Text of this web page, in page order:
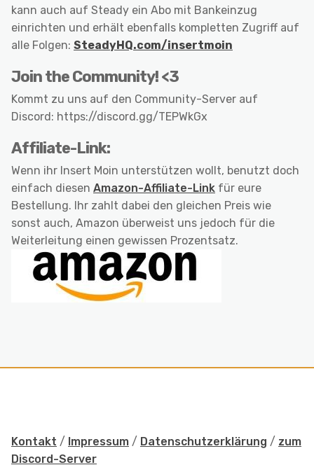
kann auch auf Steady ein Abo mit Bankeinzug
einrichten und erhält ebenfalls kompletten Zugriff auf
alle Folgen: SteadyHQ.com/insertmoin
Join the Community! <3
Kommt zu uns auf den Community-Server auf
Discord: https://discord.gg/TEPWkGx
Affiliate-Link:
Wenn ihr Insert Moin unterstützen wollt, benutzt doch
einfach diesen Amazon-Affiliate-Link für eure
Bestellung. Ihr zahlt dabei den gleichen Preis wie
sonst auch, Amazon überweist uns jedoch für die
Weiterleitung einen gewissen Prozentsatz.
Kontakt / Impressum / Datenschutzerklärung / zum
Discord-Server